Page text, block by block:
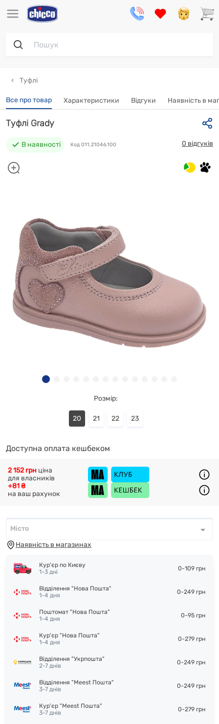
Туфлі
Все про товар Характеристики Відгуки Наявність в
Туфлі Grady
В наявності Код 011.21046.100 0 відгуків
Розмір:
20 21 22 23
Доступна оплата кешбеком
+81 ₴
на ваш рахунок
2 152 грн ціна
для власників
Місто*
Місто
Наявність в магазинах
Кур'єр по Києву
1-3 дні
0-109 грн
Відділення "Нова Пошта"
1-4 дня
0-249 грн
Поштомат "Нова Пошта"
1-4 дня
0-95 грн
Кур'єр "Нова Пошта"
1-4 дня
0-279 грн
Відділення "Укрпошта"
2-7 днів
0-249 грн
Відділення "Meest Пошта"
3-7 днів
0-249 грн
Кур'єр "Meest Пошта"
3-7 днів
0-279 грн